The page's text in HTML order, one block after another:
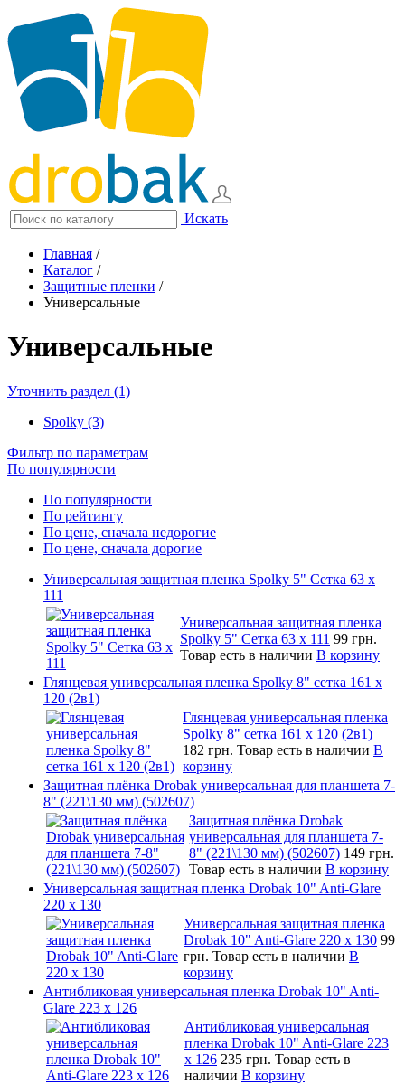
Искать
Главная /
Каталог /
Защитные пленки /
Универсальные
Универсальные
Уточнить раздел (1)
Spolky (3)
Фильтр по параметрам
По популярности
По популярности
По рейтингу
По цене, сначала недорогие
По цене, сначала дорогие
Универсальная защитная пленка Spolky 5" Сетка 63 x
111
Универсальная защитная пленка
Spolky 5" Сетка 63 x 111 99 грн.
Товар есть в наличии В корзину
Глянцевая универсальная пленка Spolky 8" сетка 161 х
120 (2в1)
Глянцевая универсальная пленка
Spolky 8" сетка 161 х 120 (2в1)
182 грн. Товар есть в наличии В
корзину
Защитная плёнка Drobak универсальная для планшета 7-
8" (221\130 мм) (502607)
Защитная плёнка Drobak
универсальная для планшета 7-
8" (221\130 мм) (502607) 149 грн.
Товар есть в наличии В корзину
Универсальная защитная пленка Drobak 10" Anti-Glare
220 x 130
Универсальная защитная пленка
Drobak 10" Anti-Glare 220 x 130 99
грн. Товар есть в наличии В
корзину
Антибликовая универсальная пленка Drobak 10" Anti-
Glare 223 x 126
Антибликовая универсальная
пленка Drobak 10" Anti-Glare 223
x 126 235 грн. Товар есть в
наличии В корзину